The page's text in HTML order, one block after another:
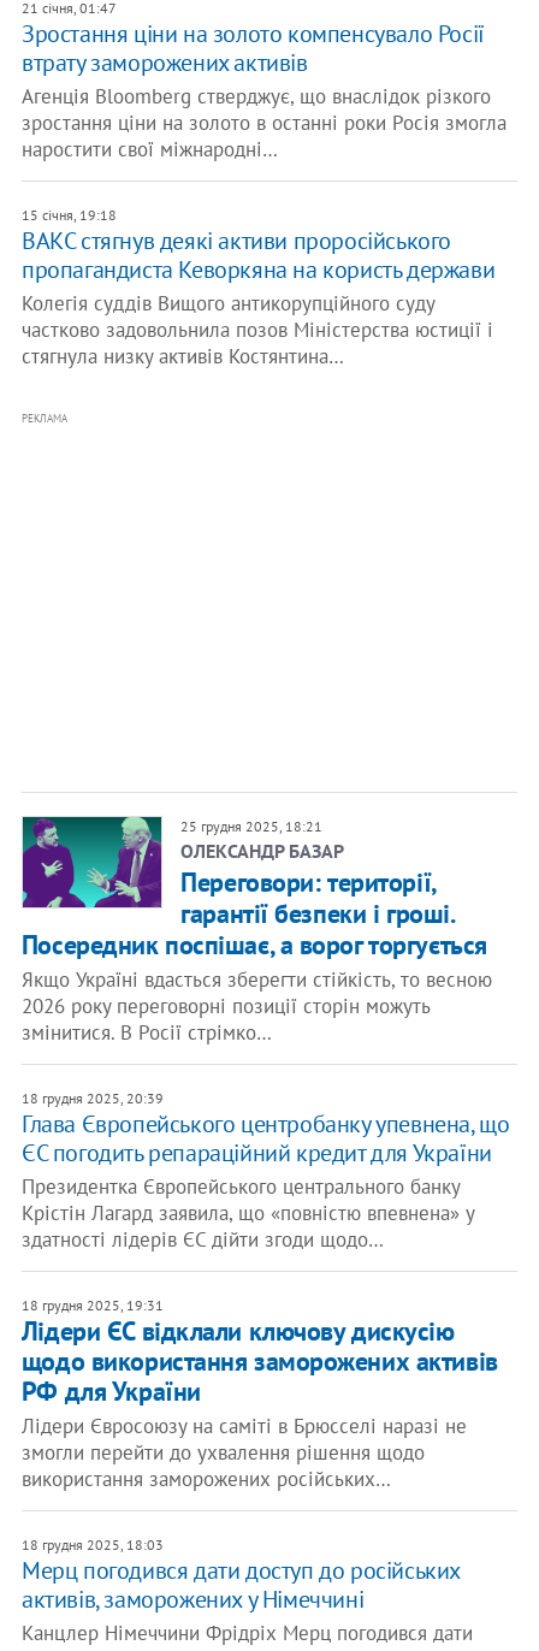
21 січня, 01:47
Зростання ціни на золото компенсувало Росії
втрату заморожених активів
Агенція Bloomberg стверджує, що внаслідок різкого
зростання ціни на золото в останні роки Росія змогла
наростити свої міжнародні…
15 січня, 19:18
ВАКС стягнув деякі активи проросійського
пропагандиста Кеворкяна на користь держави
Колегія суддів Вищого антикорупційного суду
частково задовольнила позов Міністерства юстиції і
стягнула низку активів Костянтина…
РЕКЛАМА
25 грудня 2025, 18:21
ОЛЕКСАНДР БАЗАР
Переговори: території,
гарантії безпеки і гроші.
Посередник поспішає, а ворог торгується
Якщо Україні вдасться зберегти стійкість, то весною
2026 року переговорні позиції сторін можуть
змінитися. В Росії стрімко…
18 грудня 2025, 20:39
Глава Європейського центробанку упевнена, що
ЄС погодить репараційний кредит для України
Президентка Європейського центрального банку
Крістін Лагард заявила, що «повністю впевнена» у
здатності лідерів ЄС дійти згоди щодо…
18 грудня 2025, 19:31
​Лідери ЄС відклали ключову дискусію
щодо використання заморожених активів
РФ для України
Лідери Євросоюзу на саміті в Брюсселі наразі не
змогли перейти до ухвалення рішення щодо
використання заморожених російських…
18 грудня 2025, 18:03
Мерц погодився дати доступ до російських
активів, заморожених у Німеччині
Канцлер Німеччини Фрідріх Мерц погодився дати